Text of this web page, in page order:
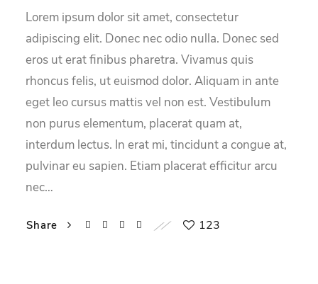
Lorem ipsum dolor sit amet, consectetur
adipiscing elit. Donec nec odio nulla. Donec sed
eros ut erat finibus pharetra. Vivamus quis
rhoncus felis, ut euismod dolor. Aliquam in ante
eget leo cursus mattis vel non est. Vestibulum
non purus elementum, placerat quam at,
interdum lectus. In erat mi, tincidunt a congue at,
pulvinar eu sapien. Etiam placerat efficitur arcu
nec…
Share 123